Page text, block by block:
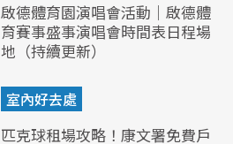
啟德體育園演唱會活動｜啟德體
育賽事盛事演唱會時間表日程場
地（持續更新）
室內好去處
匹克球租場攻略！康文署免費戶